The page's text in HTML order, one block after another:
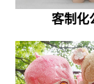
客制化